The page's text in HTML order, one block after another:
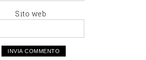
Sito web